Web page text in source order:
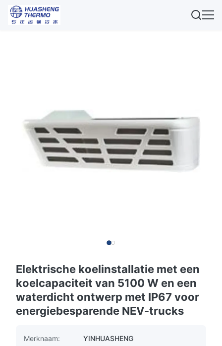
Elektrische koelinstallatie met een
koelcapaciteit van 5100 W en een
waterdicht ontwerp met IP67 voor
energiebesparende NEV-trucks
Merknaam:
YINHUASHENG